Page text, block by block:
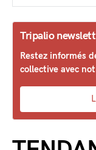
Tripalio
Restez informés
collective avec